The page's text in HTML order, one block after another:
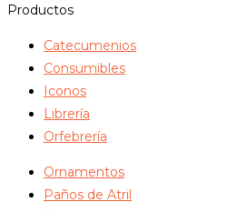
Productos
Catecumenios
Consumibles
Iconos
Librería
Orfebrería
Ornamentos
Paños de Atril